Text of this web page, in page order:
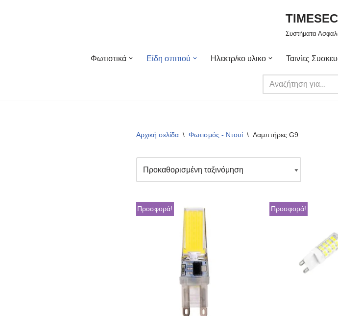
Συστήματα
Φωτιστικά Είδη σπιτιού Ηλεκτρ/κο υλικο Ταινίες
Αρχική σελίδα \ Φωτισμός - Ντουί \ Λαμπτήρες G9
Προσφορά! Προσφορά!